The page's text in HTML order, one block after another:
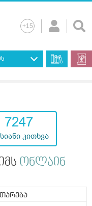
7247
კითხვა
ონლაინ